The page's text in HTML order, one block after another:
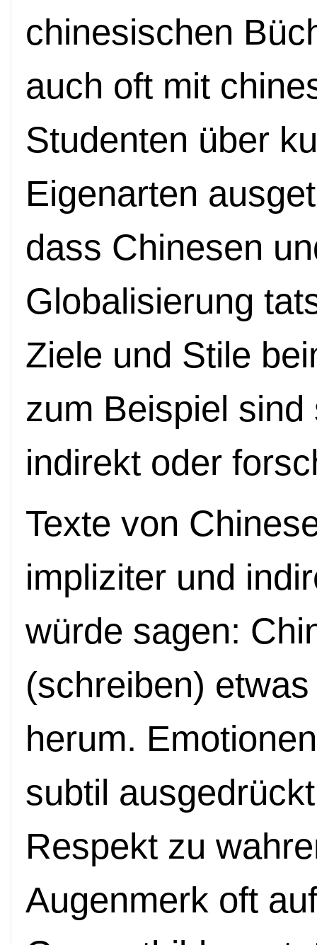
chinesischen
auch oft mit
Studenten über
Eigenarten
dass Chinesen
Globalisierung
Ziele und Stile
zum Beispiel
indirekt oder
Texte von
impliziter und
würde sagen:
(schreiben)
herum.
subtil
Respekt zu
Augenmerk oft